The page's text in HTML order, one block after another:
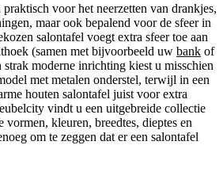
voor het neerzetten van drankjes,
maar ook bepalend voor de sfeer in
salontafel voegt extra sfeer toe aan
(samen met bijvoorbeeld uw bank of
strak moderne inrichting kiest u misschien
met metalen onderstel, terwijl in een
houten salontafel juist voor extra
vindt u een uitgebreide collectie
vormen, kleuren, breedtes, dieptes en
om te zeggen dat er een salontafel